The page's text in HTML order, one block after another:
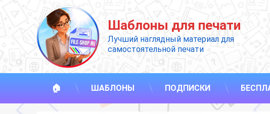
Перейти
к
содержимому
Шаблоны для печати
Лучший наглядный материал для
самостоятельной печати
🏠 ШАБЛОНЫ ПОДПИСКИ